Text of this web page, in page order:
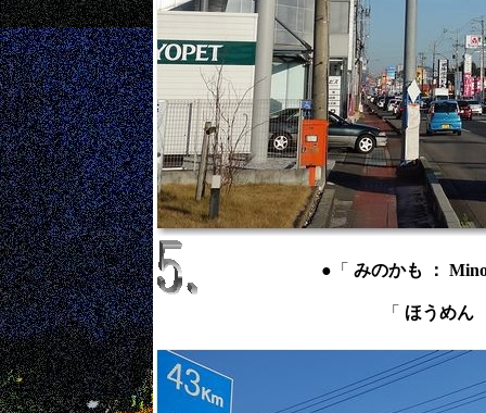
●「 みのかも ：
「 ほうめん